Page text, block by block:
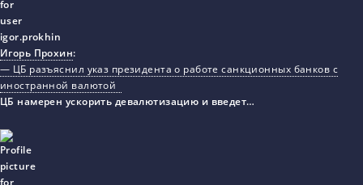
Игорь Прохин:
— ЦБ разъяснил указ президента о работе санкционных банков с
иностранной валютой
ЦБ намерен ускорить девалютизацию и введет…